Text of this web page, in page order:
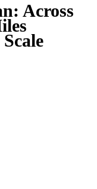
Across